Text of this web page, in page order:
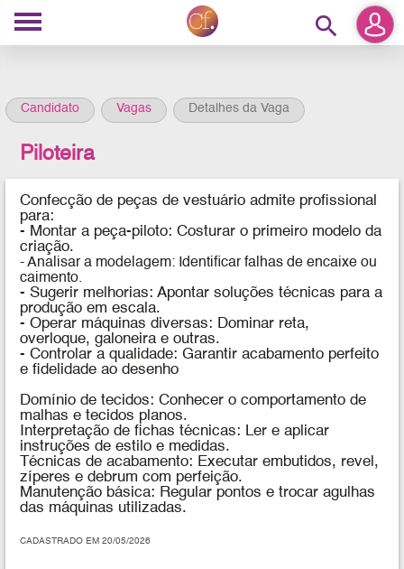
search
Candidato Vagas Detalhes da Vaga
Piloteira
Confecção de peças de vestuário admite profissional
para:
- Montar a peça-piloto: Costurar o primeiro modelo da
criação.
- Analisar a modelagem: Identificar falhas de encaixe ou
caimento.
- Sugerir melhorias: Apontar soluções técnicas para a
produção em escala.
- Operar máquinas diversas: Dominar reta,
overloque, galoneira e outras.
- Controlar a qualidade: Garantir acabamento perfeito
e fidelidade ao desenho
Domínio de tecidos: Conhecer o comportamento de
malhas e tecidos planos.
Interpretação de fichas técnicas: Ler e aplicar
instruções de estilo e medidas.
Técnicas de acabamento: Executar embutidos, revel,
zíperes e debrum com perfeição.
Manutenção básica: Regular pontos e trocar agulhas
das máquinas utilizadas.
CADASTRADO EM 20/05/2026